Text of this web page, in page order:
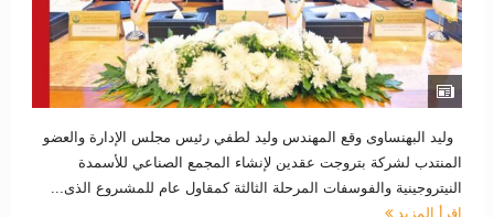
وليد البهنساوى وقع المهندس وليد لطفي رئيس مجلس الإدارة والعضو
المنتدب لشركة بتروجت عقدين لإنشاء المجمع الصناعي للأسمدة
النيتروجينية والفوسفات المرحلة الثالثة كمقاول عام للمشىروع الذى...
اقرأ المزيد